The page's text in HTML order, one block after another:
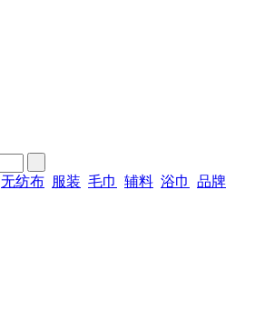
无纺布 服装 毛巾 辅料 浴巾 品牌